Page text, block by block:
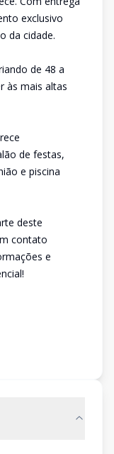
exclusivo
da cidade.
de 48 a
às mais altas
de festas,
e piscina
deste
contato
e